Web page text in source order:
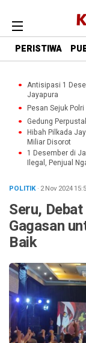
PERISTIWA
Antisipasi 1
Jayapura
Pesan Sejuk
Gedung
Hibah Pilkada
Miliar Disorot
1 Desember di
Ilegal, Penjual
POLITIK· 2 Nov 2024
Seru,
Gagasan
Baik